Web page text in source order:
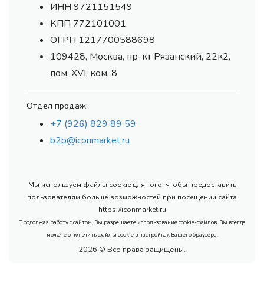
ИНН 9721151549
КПП 772101001
ОГРН 1217700588698
109428, Москва, пр-кт Рязанский, 22к2,
пом. XVI, ком. 8
Отдел продаж:
+7 (926) 829 89 59
b2b@iconmarket.ru
Мы используем файлы cookie для того, чтобы предоставить
пользователям больше возможностей при посещении сайта
https://iconmarket.ru
Продолжая работу с сайтом, Вы разрешаете использование cookie-файлов. Вы всегда
можете отключить файлы cookie в настройках Вашего браузера.
2026 © Все права защищены.